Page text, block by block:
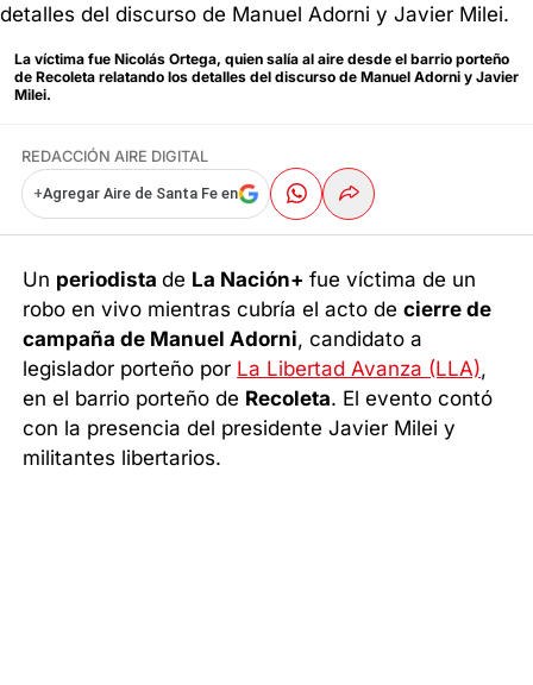
La víctima fue Nicolás Ortega, quien salía al aire desde el barrio porteño
de Recoleta relatando los detalles del discurso de Manuel Adorni y Javier
Milei.
REDACCIÓN AIRE DIGITAL
+Agregar Aire de Santa Fe en
Un periodistade La Nación+fue víctima de un
robo en vivo mientras cubría el acto decierre de
campaña de Manuel Adorni, candidato a
legislador porteño por La Libertad Avanza (LLA),
en el barrio porteño de Recoleta. El evento contó
con la presencia del presidente Javier Milei y
militantes libertarios.